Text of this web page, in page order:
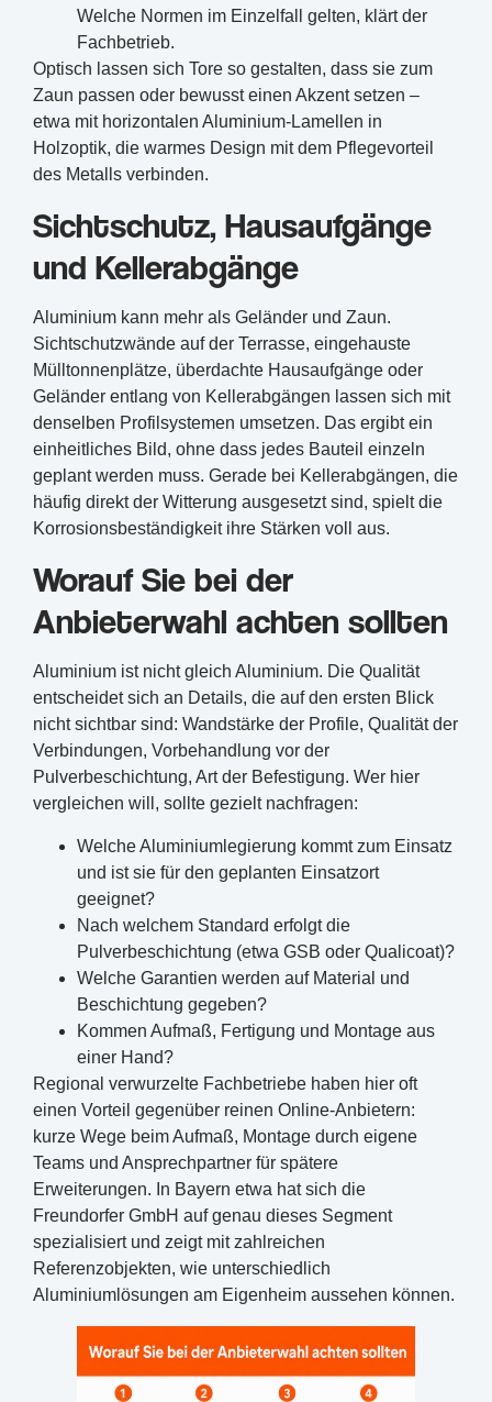
Welche Normen im Einzelfall gelten, klärt der
Fachbetrieb.
Optisch lassen sich Tore so gestalten, dass sie zum
Zaun passen oder bewusst einen Akzent setzen –
etwa mit horizontalen Aluminium-Lamellen in
Holzoptik, die warmes Design mit dem Pflegevorteil
des Metalls verbinden.
Sichtschutz, Hausaufgänge
und Kellerabgänge
Aluminium kann mehr als Geländer und Zaun.
Sichtschutzwände auf der Terrasse, eingehauste
Mülltonnenplätze, überdachte Hausaufgänge oder
Geländer entlang von Kellerabgängen lassen sich mit
denselben Profilsystemen umsetzen. Das ergibt ein
einheitliches Bild, ohne dass jedes Bauteil einzeln
geplant werden muss. Gerade bei Kellerabgängen, die
häufig direkt der Witterung ausgesetzt sind, spielt die
Korrosionsbeständigkeit ihre Stärken voll aus.
Worauf Sie bei der
Anbieterwahl achten sollten
Aluminium ist nicht gleich Aluminium. Die Qualität
entscheidet sich an Details, die auf den ersten Blick
nicht sichtbar sind: Wandstärke der Profile, Qualität der
Verbindungen, Vorbehandlung vor der
Pulverbeschichtung, Art der Befestigung. Wer hier
vergleichen will, sollte gezielt nachfragen:
Welche Aluminiumlegierung kommt zum Einsatz
und ist sie für den geplanten Einsatzort
geeignet?
Nach welchem Standard erfolgt die
Pulverbeschichtung (etwa GSB oder Qualicoat)?
Welche Garantien werden auf Material und
Beschichtung gegeben?
Kommen Aufmaß, Fertigung und Montage aus
einer Hand?
Regional verwurzelte Fachbetriebe haben hier oft
einen Vorteil gegenüber reinen Online-Anbietern:
kurze Wege beim Aufmaß, Montage durch eigene
Teams und Ansprechpartner für spätere
Erweiterungen. In Bayern etwa hat sich die
Freundorfer GmbH auf genau dieses Segment
spezialisiert und zeigt mit zahlreichen
Referenzobjekten, wie unterschiedlich
Aluminiumlösungen am Eigenheim aussehen können.